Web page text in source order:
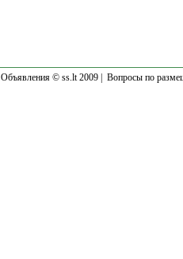
Объявления © ss.lt 2009 | Вопросы по